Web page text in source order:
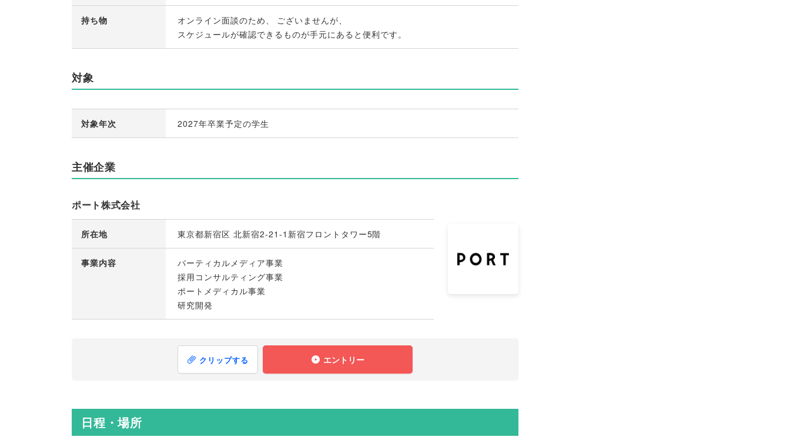
持ち物 オンライン面談のため、 ございませんが、
スケジュールが確認できるものが手元にあると便利です。
対象
対象年次 2027年卒業予定の学生
主催企業
ポート株式会社
所在地 東京都新宿区 北新宿2-21-1新宿フロントタワー5階
事業内容
バーティカルメディア事業
採用コンサルティング事業
ポートメディカル事業
研究開発
クリップする エントリー
日程・場所